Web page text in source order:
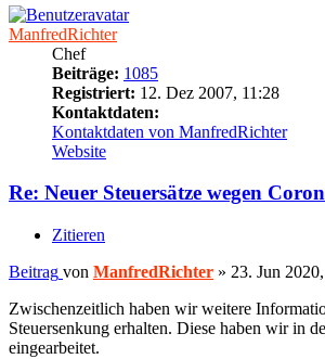
ManfredRichter
Chef
Beiträge: 1085
Registriert: 12. Dez 2007, 11:28
Kontaktdaten:
Kontaktdaten von ManfredRichter
Website
Re: Neuer Steuersätze wegen
Zitieren
Beitrag von ManfredRichter » 23. Jun
Zwischenzeitlich haben wir weitere
Steuersenkung erhalten. Diese haben wir in
eingearbeitet.